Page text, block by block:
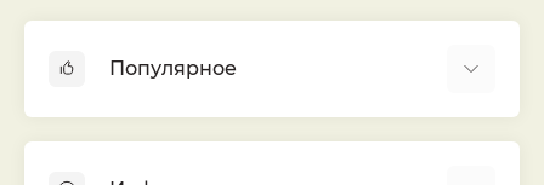
Популярное